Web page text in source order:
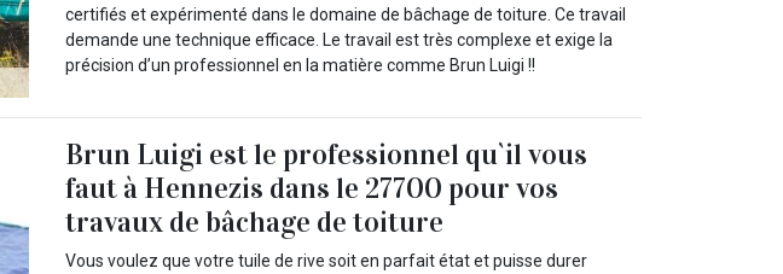
certifiés et expérimenté dans le domaine de bâchage de toiture. Ce travail
demande une technique efficace. Le travail est très complexe et exige la
précision d’un professionnel en la matière comme Brun Luigi !!
Brun Luigi est le professionnel qu`il vous
faut à Hennezis dans le 27700 pour vos
travaux de bâchage de toiture
Vous voulez que votre tuile de rive soit en parfait état et puisse durer